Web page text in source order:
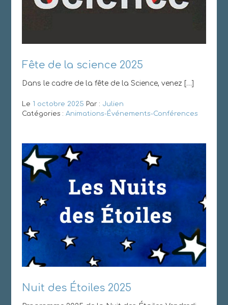
Fête de la science 2025
Dans le cadre de la fête de la Science, venez […]
Le 1 octobre 2025 Par : Julien
Catégories : Animations-Événements-Conférences
Nuit des Étoiles 2025